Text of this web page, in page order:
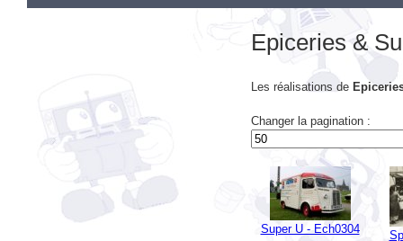
Epiceries &
Changer la pagination :
Super U - Ech0304